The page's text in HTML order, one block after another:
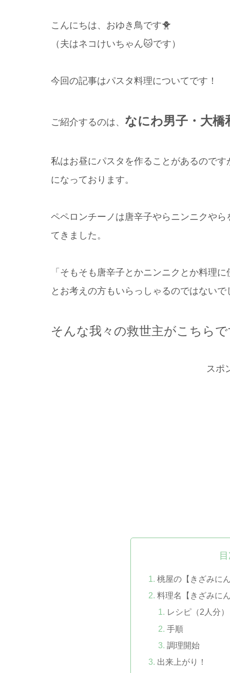
こんにちは、おゆき鳥です🐥
（夫はネコけいちゃん🐱です）
今回の記事はパスタ料理についてです！
ご紹介するのは、 なにわ男子・大橋
私はお昼にパスタを作ることがあるので
になっております。
ペペロンチーノは唐辛子やらニンニクや
てきました。
「そもそも唐辛子とかニンニクとか料理
とお考えの方もいらっしゃるのではないで
そんな我々の救世主がこちら
スポ
桃屋の【きざみに
料理名【きざみに
レシピ（2人分）
手順
調理開始
出来上がり！